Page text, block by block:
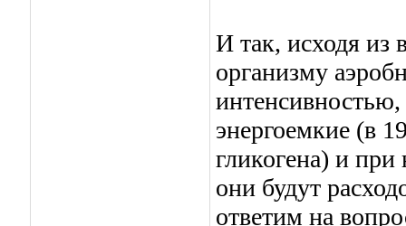
И так, исходя из
организму
энергоемкие (в
гликогена) и при
они будут
ответим на